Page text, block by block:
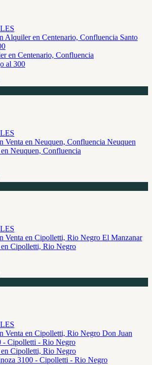
en Centenario, Confluencia
al 300
en Neuquen, Confluencia
en Cipolletti, Rio Negro
en Cipolletti, Rio Negro
3100 - Cipolletti - Rio Negro